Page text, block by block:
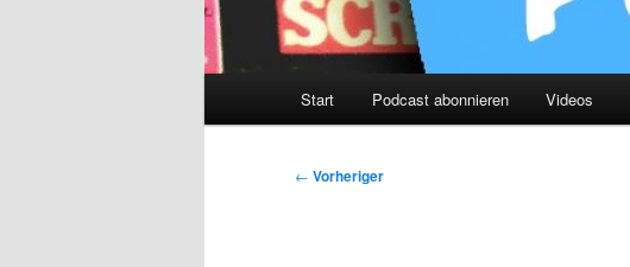
Start Podcast abonnieren Videos
Beitragsnavigation
← Vorheriger